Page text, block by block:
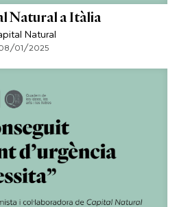
Natural a Itàlia
Natural
01/2025